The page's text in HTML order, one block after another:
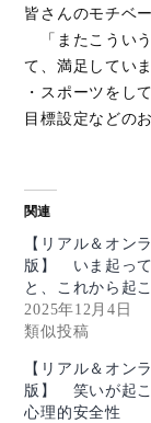
皆さんのモチベ
「またこうい
て、満足していま
・スポーツをし
目標設定などの
関連
【リアル＆オン
版】 いま起っ
と、これから起
2025年12月4日
類似投稿
【リアル＆オン
版】 笑いが起
心理的安全性